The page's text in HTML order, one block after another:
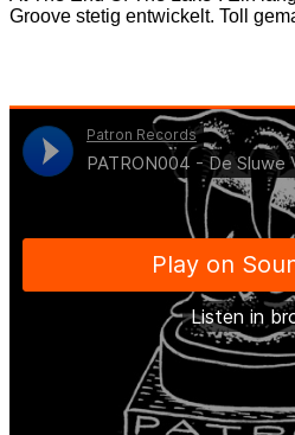
Groove stetig entwickelt. Toll